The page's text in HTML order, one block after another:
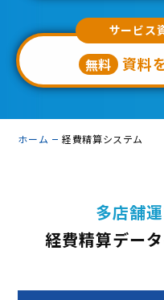
サービス
無料 資料
ホーム 経費精算システム
多店舗
経費精算デー